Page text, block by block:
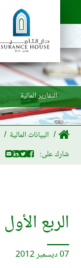
التقارير المالية
البيانات المالية
شارك على:
الربع الأول
07 ديسمبر 2012